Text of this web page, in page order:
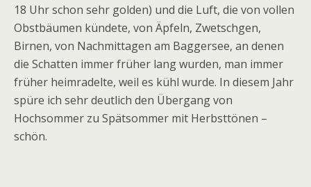
18 Uhr schon sehr golden) und die Luft, die von vollen
Obstbäumen kündete, von Äpfeln, Zwetschgen,
Birnen, von Nachmittagen am Baggersee, an denen
die Schatten immer früher lang wurden, man immer
früher heimradelte, weil es kühl wurde. In diesem Jahr
spüre ich sehr deutlich den Übergang von
Hochsommer zu Spätsommer mit Herbsttönen –
schön.